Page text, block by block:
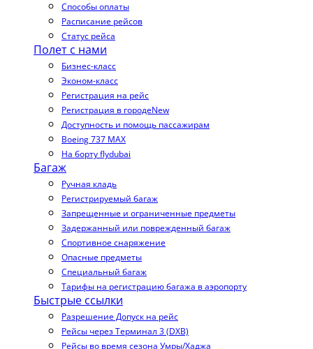
Способы оплаты
Расписание рейсов
Статус рейса
Полет с нами
Бизнес-класс
Эконом-класс
Регистрация на рейс
Регистрация в городеNew
Доступность и помощь пассажирам
Boeing 737 MAX
На борту flydubai
Багаж
Ручная кладь
Регистрируемый багаж
Запрещенные и ограниченные предметы
Задержанный или поврежденный багаж
Спортивное снаряжение
Опасные предметы
Специальный багаж
Тарифы на регистрацию багажа в аэропорту
Быстрые ссылки
Разрешение Допуск на рейс
Рейсы через Терминал 3 (DXB)
Рейсы во время сезона Умры/Хаджа